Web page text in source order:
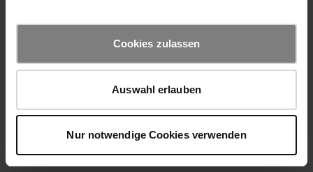
Cookies zulassen
Auswahl erlauben
Nur notwendige Cookies verwenden